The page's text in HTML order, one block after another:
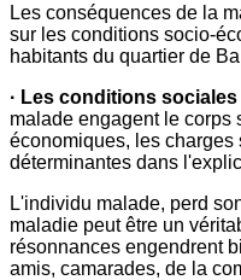
Les conséquences de la
sur les conditions socio-
habitants du quartier de
· Les conditions sociales
malade engagent le corps
économiques, les
déterminantes dans
L'individu malade, perd
maladie peut être un
résonnances engendrent
amis, camarades, de la